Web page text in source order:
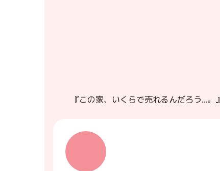
『この家、いくらで売れるんだろう…。』